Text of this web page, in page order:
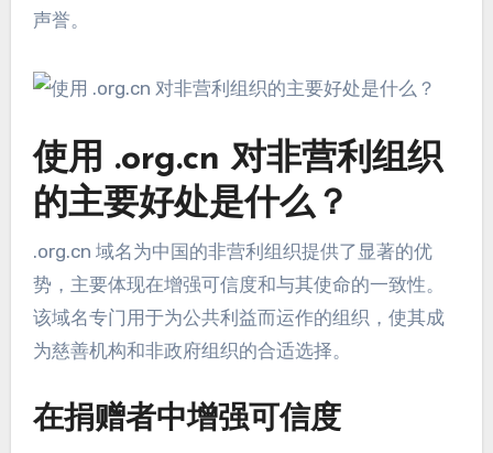
声誉。
使用 .org.cn 对非营利组织
的主要好处是什么？
.org.cn 域名为中国的非营利组织提供了显著的优
势，主要体现在增强可信度和与其使命的一致性。
该域名专门用于为公共利益而运作的组织，使其成
为慈善机构和非政府组织的合适选择。
在捐赠者中增强可信度